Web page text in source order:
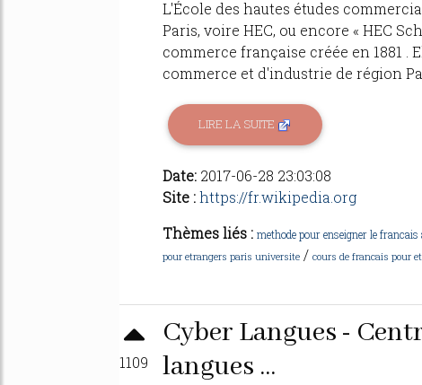
L'École des hautes études
Paris, voire HEC, ou encore « HEC
commerce française créée en 1881 .
commerce et d'industrie de région
LIRE LA SUITE
Date: 2017-06-28 23:03:08
Site :https://fr.wikipedia.org
Thèmes liés : methode pour enseigner le
pour etrangers paris universite / cours de francais pour
1109
Cyber Langues -
langues ...